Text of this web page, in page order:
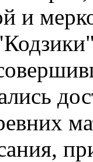
и